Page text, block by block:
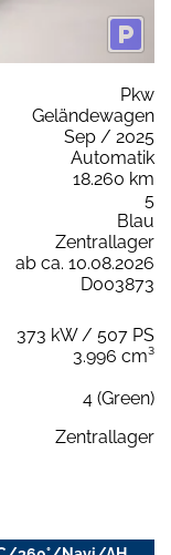
Pkw
Geländewagen
Sep / 2025
Automatik
18.260 km
5
Blau
Zentrallager
ab ca. 10.08.2026
D003873
373 kW / 507 PS
3.996 cm³
4 (Green)
Zentrallager